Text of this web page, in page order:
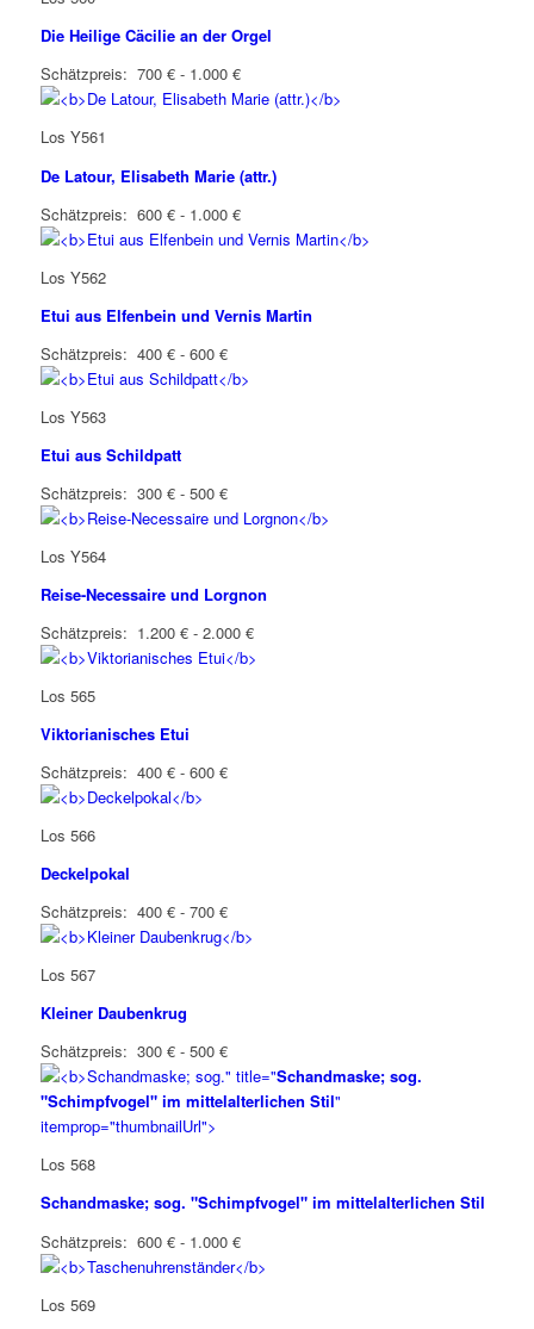
Die Heilige Cäcilie an der Orgel
Schätzpreis: 700 € - 1.000 €
Los Y561
De Latour, Elisabeth Marie (attr.)
Schätzpreis: 600 € - 1.000 €
Los Y562
Etui aus Elfenbein und Vernis Martin
Schätzpreis: 400 € - 600 €
Los Y563
Etui aus Schildpatt
Schätzpreis: 300 € - 500 €
Los Y564
Reise-Necessaire und Lorgnon
Schätzpreis: 1.200 € - 2.000 €
Los 565
Viktorianisches Etui
Schätzpreis: 400 € - 600 €
Los 566
Deckelpokal
Schätzpreis: 400 € - 700 €
Los 567
Kleiner Daubenkrug
Schätzpreis: 300 € - 500 €
" title="Schandmaske; sog.
"Schimpfvogel" im mittelalterlichen Stil"
itemprop="thumbnailUrl">
Los 568
Schandmaske; sog. "Schimpfvogel" im mittelalterlichen Stil
Schätzpreis: 600 € - 1.000 €
Los 569